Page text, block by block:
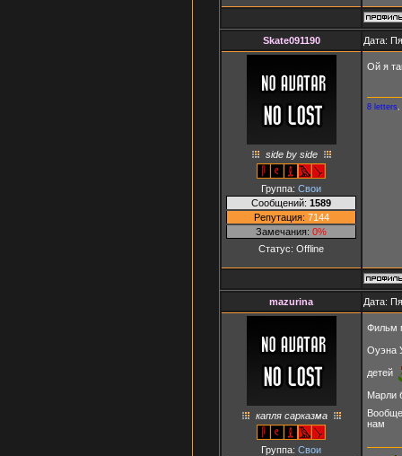
Skate091190 Дата:
side by side
Группа: Свои
Сообщений: 1589
Репутация: 7144
Замечания: 0%
Статус: Offline
Ой я
8 letters
mazurina Дата:
капля сарказма
Группа: Свои
Фильм
Оуэна
детей
Марли
нам